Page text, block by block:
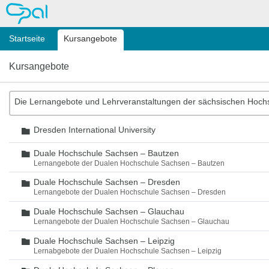
OPAL
Startseite Kursangebote
Kursangebote
Die Lernangebote und Lehrveranstaltungen der sächsischen
Ordner
Dresden International University
Ordner
Duale Hochschule Sachsen – Bautzen
Lernangebote der Dualen Hochschule Sachsen – Bautzen
Ordner
Duale Hochschule Sachsen – Dresden
Lernangebote der Dualen Hochschule Sachsen – Dresden
Ordner
Duale Hochschule Sachsen – Glauchau
Lernangebote der Dualen Hochschule Sachsen – Glauchau
Ordner
Duale Hochschule Sachsen – Leipzig
Lernabgebote der Dualen Hochschule Sachsen – Leipzig